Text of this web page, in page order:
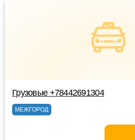
Грузовые +78442691304
МЕЖГОРОД